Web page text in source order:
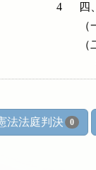
4
四
法法庭判決 0